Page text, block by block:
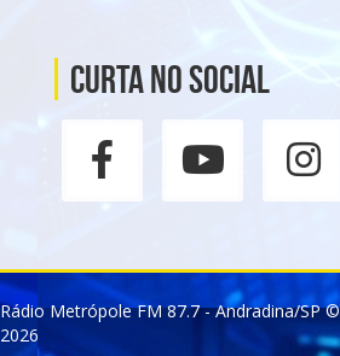
Curta no social
Rádio Metrópole FM 87.7 - Andradina/SP
2026